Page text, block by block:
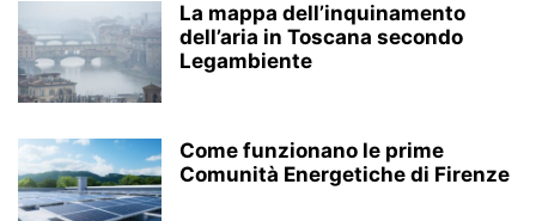
La mappa dell’inquinamento
dell’aria in Toscana secondo
Legambiente
Come funzionano le prime
Comunità Energetiche di Firenze